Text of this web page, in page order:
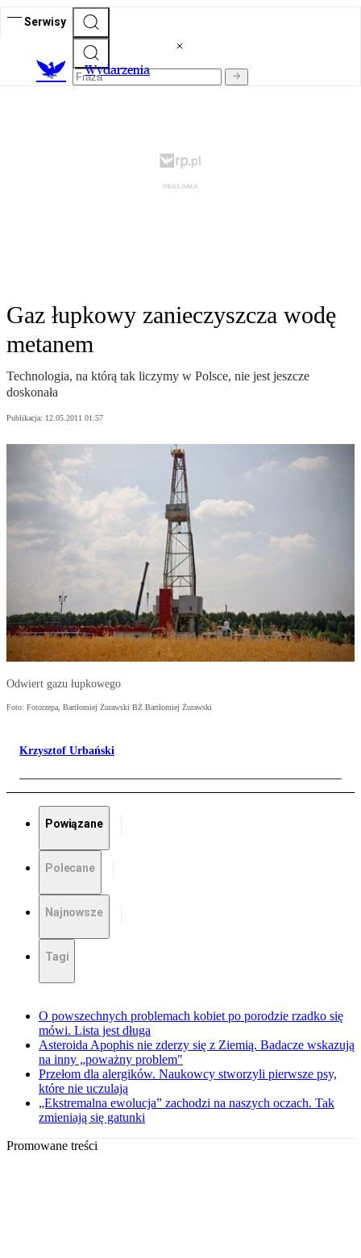
Serwisy
Wydarzenia
Gaz łupkowy zanieczyszcza wodę
metanem
Technologia, na którą tak liczymy w Polsce, nie jest jeszcze
doskonała
Publikacja: 12.05.2011 01:57
Odwiert gazu łupkowego
Foto: Fotorzepa, Bartłomiej Żurawski BŻ Bartłomiej Żurawski
Krzysztof Urbański
Powiązane
Polecane
Najnowsze
Tagi
O powszechnych problemach kobiet po porodzie rzadko się
mówi. Lista jest długa
Asteroida Apophis nie zderzy się z Ziemią. Badacze wskazują
na inny „poważny problem"
Przełom dla alergików. Naukowcy stworzyli pierwsze psy,
które nie uczulają
„Ekstremalna ewolucja” zachodzi na naszych oczach. Tak
zmieniają się gatunki
Promowane treści